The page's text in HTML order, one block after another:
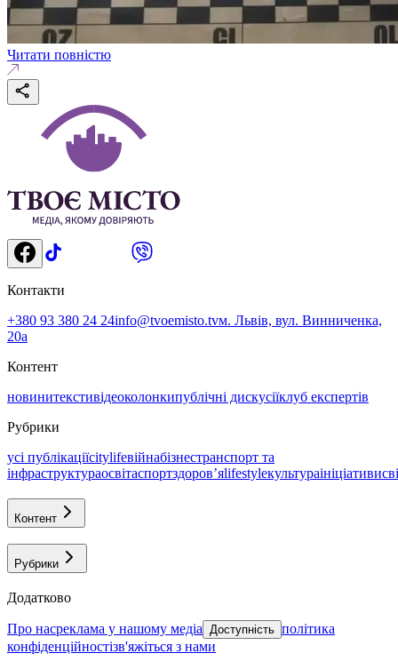
Читати повністю
Контакти
+380 93 380 24 24info@tvoemisto.tvм. Львів, вул. Винниченка,
20а
Контент
новинитекстивідеоколонкипублічні дискусіїклуб експертів
Рубрики
усі публікаціїcitylifeвійнабізнестранспорт та
інфраструктураосвітаспортздоровʼяlifestyleкультураініціативи
Контент
Рубрики
Додатково
про насреклама у нашому медіа Доступність політика
конфіденційностізв'яжіться з нами